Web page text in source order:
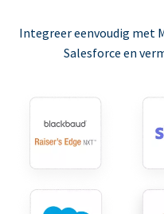
Integreer eenvoudig met
Salesforce en